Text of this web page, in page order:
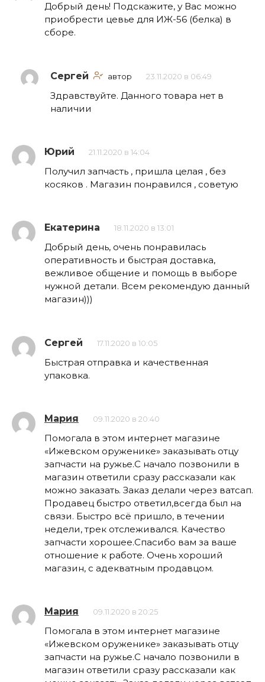
Добрый день! Подскажите, у Вас можно
приобрести цевье для ИЖ-56 (белка) в
сборе.
Сергей автор 23.11.2020 в 06:49
Здравствуйте. Данного товара нет в
наличии
Юрий 21.11.2020 в 14:04
Получил запчасть , пришла целая , без
косяков . Магазин понравился , советую
Екатерина 18.11.2020 в 13:01
Добрый день, очень понравилась
оперативность и быстрая доставка,
вежливое общение и помощь в выборе
нужной детали. Всем рекомендую данный
магазин)))
Сергей 17.11.2020 в 10:05
Быстрая отправка и качественная
упаковка.
Мария 09.11.2020 в 20:40
Помогала в этом интернет магазине
«Ижевском оруженике» заказывать отцу
запчасти на ружье.С начало позвонили в
магазин ответили сразу рассказали как
можно заказать. Заказ делали через ватсап.
Продавец быстро ответил,всегда был на
связи. Быстро всё пришло, в течении
недели, трек отслеживался. Качество
запчасти хорошее.Спасибо вам за ваше
отношение к работе. Очень хороший
магазин, с адекватным продавцом.
Мария 09.11.2020 в 20:25
Помогала в этом интернет магазине
«Ижевском оруженике» заказывать отцу
запчасти на ружье.С начало позвонили в
магазин ответили сразу рассказали как